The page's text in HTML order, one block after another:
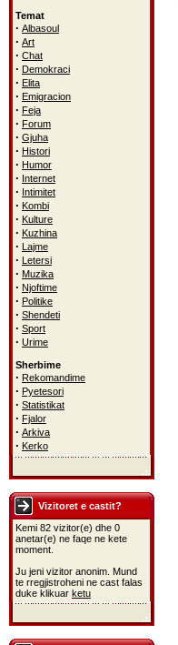
Temat
· Albasoul
· Art
· Chat
· Demokraci
· Elita
· Emigracion
· Feja
· Forum
· Gjuha
· Histori
· Humor
· Internet
· Intimitet
· Kombi
· Kulture
· Kuzhina
· Lajme
· Letersi
· Muzika
· Njoftime
· Politike
· Shendeti
· Sport
· Urime
Sherbime
· Rekomandime
· Pyetesori
· Statistikat
· Fjalor
· Arkiva
· Kerko
Vizitoret e castit?
Kemi 82 vizitor(e) dhe 0
anetar(e) ne faqe ne kete
moment.
Ju jeni vizitor anonim. Mund
te rregjistroheni ne cast falas
duke klikuar ketu